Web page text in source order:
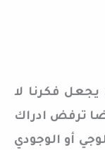
يجعل فكرنا لا
ترفض ادراك
أو الوجودي